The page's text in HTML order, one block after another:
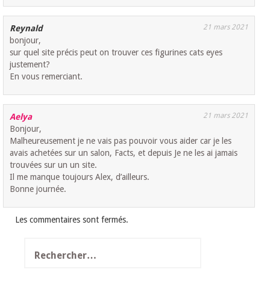
Reynald 21 mars 2021
bonjour,
sur quel site précis peut on trouver ces figurines cats eyes
justement?
En vous remerciant.
Aelya 21 mars 2021
Bonjour,
Malheureusement je ne vais pas pouvoir vous aider car je les
avais achetées sur un salon, Facts, et depuis Je ne les ai jamais
trouvées sur un un site.
Il me manque toujours Alex, d’ailleurs.
Bonne journée.
Les commentaires sont fermés.